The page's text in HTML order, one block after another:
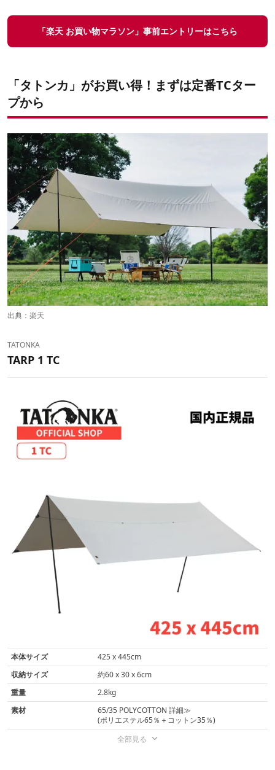
「楽天 お買い物マラソン」事前エントリーはこちら
「タトンカ」がお買い得！まずは定番TCター
プから
出典： 楽天
TATONKA
TARP 1 TC
本体サイズ
425 x 445cm
収納サイズ
約60 x 30 x 6cm
重量
2.8kg
素材
65/35 POLYCOTTON 詳細≫
(ポリエステル65％＋コットン35％)
全部見る